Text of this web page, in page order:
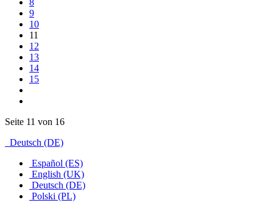
8
9
10
11
12
13
14
15
Seite 11 von 16
Deutsch (DE)
Español (ES)
English (UK)
Deutsch (DE)
Polski (PL)